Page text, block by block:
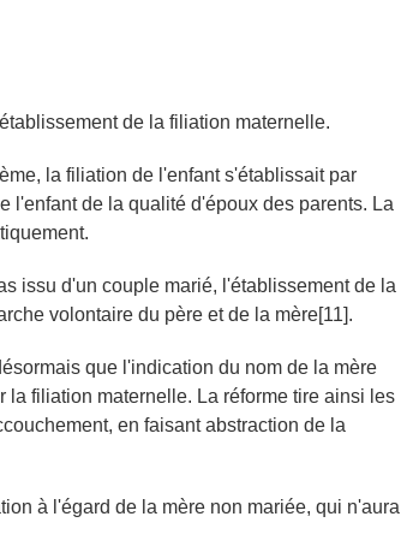
de la filiation maternelle.
la filiation de l'enfant s'établissait par
l'enfant de la qualité d'époux des parents. La
issu d'un couple marié, l'établissement de la
volontaire du père et de la mère[11].
que l'indication du nom de la mère
la filiation maternelle. La réforme tire ainsi les
en faisant abstraction de la
à l'égard de la mère non mariée, qui n'aura